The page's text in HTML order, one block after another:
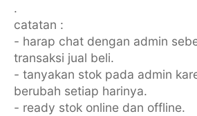
.
catatan :
- harap chat dengan admin
transaksi jual beli.
- tanyakan stok pada admin
berubah setiap harinya.
- ready stok online dan offline.